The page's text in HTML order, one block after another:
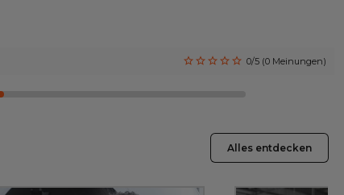
0/5 (0 Meinungen)
Alles entdecken